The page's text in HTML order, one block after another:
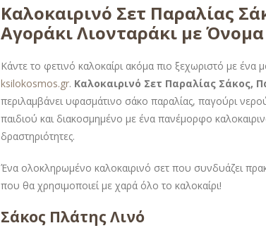
Καλοκαιρινό Σετ Παραλίας
Αγοράκι Λιονταράκι με Όνομα
Κάντε το φετινό καλοκαίρι ακόμα πιο ξεχωριστό με
ksilokosmos.gr. Καλοκαιρινό Σετ Παραλίας Σάκος,
περιλαμβάνει υφασμάτινο σάκο παραλίας, παγούρι
παιδιού και διακοσμημένο με ένα πανέμορφο
δραστηριότητες.
Ένα ολοκληρωμένο καλοκαιρινό σετ που συνδυάζει
που θα χρησιμοποιεί με χαρά όλο το καλοκαίρι!
Σάκος Πλάτης Λινό